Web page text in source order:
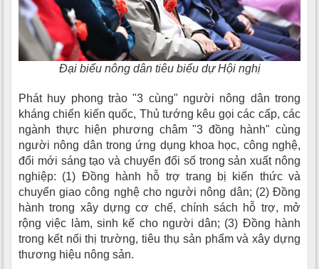
Đại biểu nông dân tiêu biểu dự Hội nghị
Phát huy phong trào "3 cùng" người nông dân trong
kháng chiến kiến quốc, Thủ tướng kêu gọi các cấp, các
ngành thực hiện phương châm "3 đồng hành" cùng
người nông dân trong ứng dụng khoa học, công nghệ,
đổi mới sáng tạo và chuyển đổi số trong sản xuất nông
nghiệp: (1) Đồng hành hỗ trợ trang bị kiến thức và
chuyển giao công nghệ cho người nông dân; (2) Đồng
hành trong xây dựng cơ chế, chính sách hỗ trợ, mở
rộng việc làm, sinh kế cho người dân; (3) Đồng hành
trong kết nối thị trường, tiêu thụ sản phẩm và xây dựng
thương hiệu nông sản.